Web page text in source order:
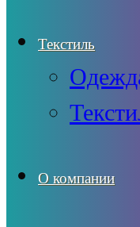
Текстиль
О компании